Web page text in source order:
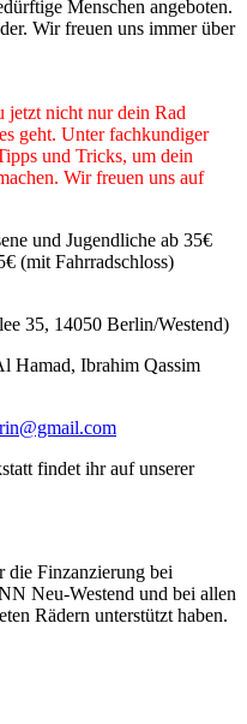
Menschen angeboten.
Wir freuen uns immer über
jetzt nicht nur dein Rad
geht. Unter fachkundiger
und Tricks, um dein
Wir freuen uns auf
und Jugendliche ab 35€
(mit Fahrradschloss)
35, 14050 Berlin/Westend)
Hamad, Ibrahim Qassim
findet ihr auf unserer
die Finzanzierung bei
Neu-Westend und bei allen
Rädern unterstützt haben.